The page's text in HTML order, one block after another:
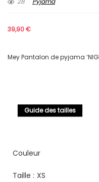
39,90€
Mey Pantalon de pyjama
Guide des tailles
Couleur
Taille : XS